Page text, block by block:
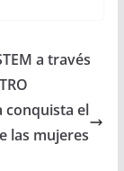
a través
conquista el
las mujeres